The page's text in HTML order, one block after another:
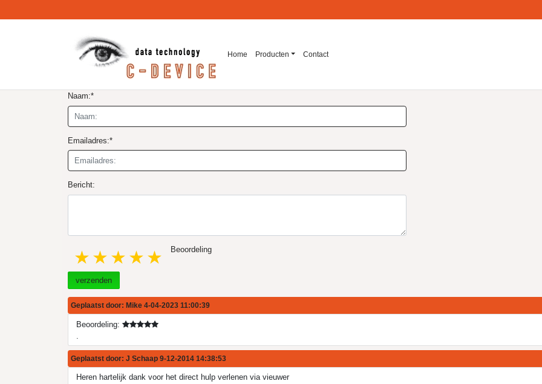
Home Producten Contact
Naam:*
Emailadres:*
Bericht:
Beoordeling
5 stars
4 stars
3 stars
2 stars
1 star
verzenden
Geplaatst door: Mike 4-04-2023 11:00:39
Beoordeling:
Geplaatst door: J Schaap 9-12-2014 14:38:53
Heren hartelijk dank voor het direct hulp verlenen via vieuwer